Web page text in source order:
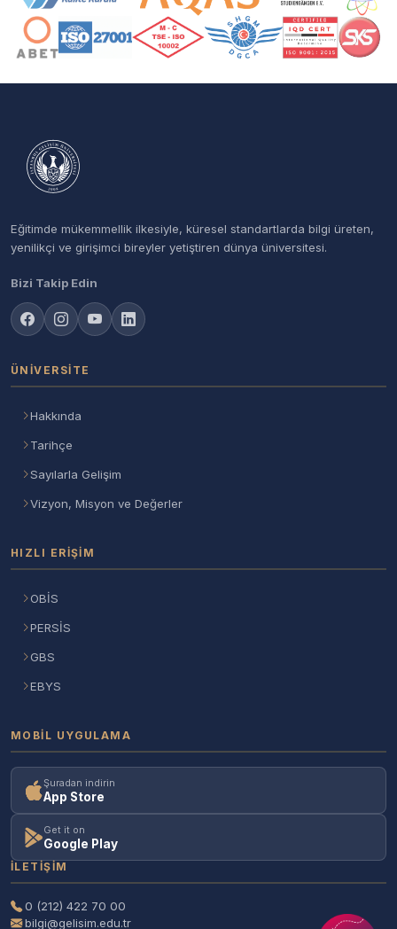
Eğitimde mükemmellik ilkesiyle, küresel standartlarda bilgi üreten,
yenilikçi ve girişimci bireyler yetiştiren dünya üniversitesi.
Bizi Takip Edin
ÜNIVERSITE
Hakkında
Tarihçe
Sayılarla Gelişim
Vizyon, Misyon ve Değerler
HIZLI ERIŞIM
OBİS
PERSİS
GBS
EBYS
MOBIL UYGULAMA
Şuradan indirin
App Store
Get it on
Google Play
İLETIŞIM
0 (212) 422 70 00
bilgi@gelisim.edu.tr